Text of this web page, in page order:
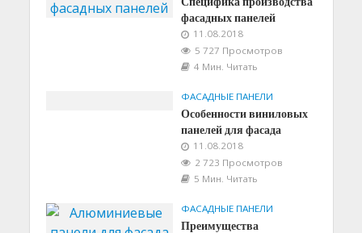
фасадных панелей
11.08.2018
5 727 Просмотров
4 Мин. Читать
ФАСАДНЫЕ ПАНЕЛИ
Особенности виниловых
панелей для фасада
11.08.2018
2 723 Просмотров
5 Мин. Читать
ФАСАДНЫЕ ПАНЕЛИ
Преимущества